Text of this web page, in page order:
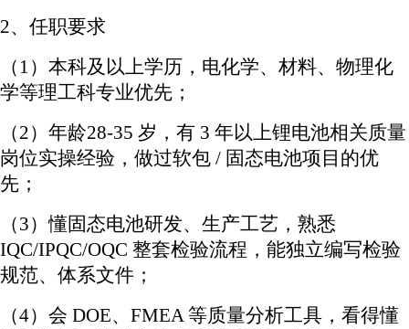
2、任职要求
（ 1） 本科及以上学历，电化学、材料、物理化
学等理工科专业优先；
（2）年龄28-35 岁，有 3 年以上锂电池相关质量
岗位实操经验，做过软包 / 固态电池项目的优
先；
（3）懂固态电池研发、生产工艺，熟悉
IQC/IPQC/OQC 整套检验流程，能独立编写检验
规范、体系文件；
（4） 会 DOE、FMEA 等质量分析工具，看得懂